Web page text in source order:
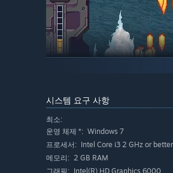
고유의 특수 무기와 메가 건쉽을
쳐보세요. 1인용 아케이드 모드도
시스템 요구 사항
최소:
운영 체제 *: Windows 7
프로세서: Intel Core i3 2 GHz or better
메모리: 2 GB RAM
Intel(R) HD Graphics 6000